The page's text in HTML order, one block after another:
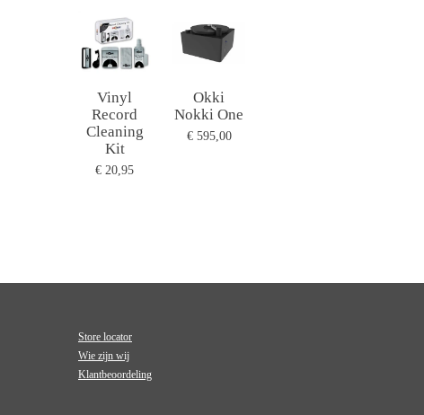
Vinyl
Record
Cleaning
Kit
€ 20,95
Okki
Nokki One
€ 595,00
Store locator
Wie zijn wij
Klantbeoordeling